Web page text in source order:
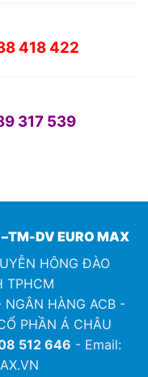
418 422
317 539
DV EURO MAX
HÔNG ĐÀO
TPHCM
NGÂN HÀNG ACB -
PHẦN Á CHÂU
512 646 - Email: